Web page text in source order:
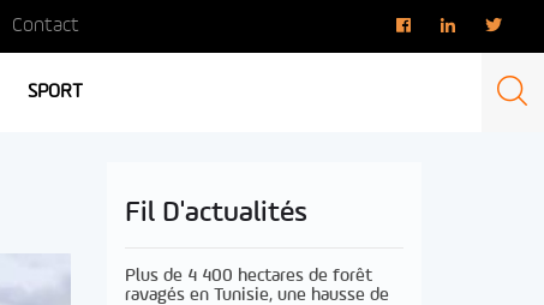
Contact
SPORT
Fil D'actualités
Plus de 4 400 hectares de forêt
ravagés en Tunisie, une hausse de